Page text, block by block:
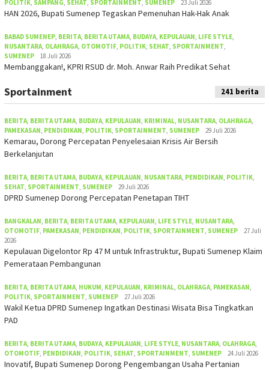
POLITIK SAMPANG SEHAT SPORTAINMENT SUMENEP 23 Juli 2026
HAN 2026, Bupati Sumenep Tegaskan Pemenuhan Hak-Hak Anak
BABAD SUMENEP BERITA BERITA UTAMA BUDAYA KEPULAUAN LIFE STYLE
NUSANTARA OLAHRAGA OTOMOTIF POLITIK SEHAT SPORTAINMENT
SUMENEP
18 Juli 2026
Membanggakan!, KPRI RSUD dr. Moh. Anwar Raih Predikat Sehat
Sportainment 241 berita
BERITA, BERITA UTAMA, BUDAYA, KEPULAUAN, KRIMINAL, NUSANTARA, OLAHRAGA,
PAMEKASAN, PENDIDIKAN, POLITIK, SPORTAINMENT, SUMENEP 29 Juli 2026
Kemarau, Dorong Percepatan Penyelesaian Krisis Air Bersih
Berkelanjutan
BERITA, BERITA UTAMA, BUDAYA, KEPULAUAN, NUSANTARA, PENDIDIKAN, POLITIK,
SEHAT, SPORTAINMENT, SUMENEP 29 Juli 2026
DPRD Sumenep Dorong Percepatan Penetapan TIHT
BANGKALAN, BERITA, BERITA UTAMA, KEPULAUAN, LIFE STYLE, NUSANTARA,
OTOMOTIF, PAMEKASAN, PENDIDIKAN, POLITIK, SPORTAINMENT, SUMENEP
27 Juli
2026
Kepulauan Digelontor Rp 47 M untuk Infrastruktur, Bupati Sumenep Klaim
Pemerataan Pembangunan
BERITA, BERITA UTAMA, HUKUM, KEPULAUAN, KRIMINAL, OLAHRAGA, PAMEKASAN,
POLITIK, SPORTAINMENT, SUMENEP 27 Juli 2026
Wakil Ketua DPRD Sumenep Ingatkan Destinasi Wisata Bisa Tingkatkan
PAD
BERITA, BERITA UTAMA, BUDAYA, KEPULAUAN, LIFE STYLE, NUSANTARA, OLAHRAGA,
OTOMOTIF, PENDIDIKAN, POLITIK, SEHAT, SPORTAINMENT, SUMENEP 24 Juli 2026
Inovatif, Bupati Sumenep Dorong Pengembangan Usaha Pertanian